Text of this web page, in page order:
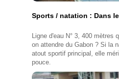
Sports / natation : Dans
Ligne d'eau N° 3, 400 mètres
on attendre du Gabon ? Si la
atout sportif principal, elle
pouce.